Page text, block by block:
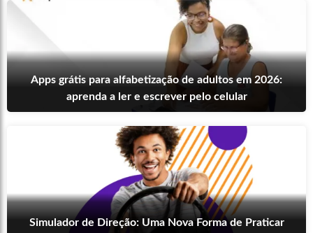
Apps grátis para alfabetização de adultos em 2026:
aprenda a ler e escrever pelo celular
Simulador de Direção: Uma Nova Forma de Praticar